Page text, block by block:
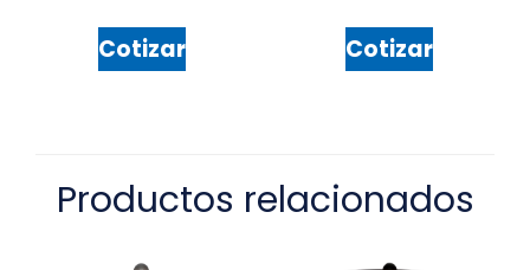
Cotizar Cotizar
Productos relacionados